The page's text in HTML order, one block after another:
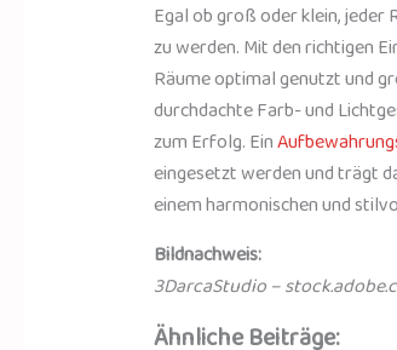
Egal ob groß oder klein, jeder
zu werden. Mit den richtigen
Räume optimal genutzt und
durchdachte Farb- und
zum Erfolg. Ein
eingesetzt werden und trägt
einem harmonischen und
Bildnachweis:
3DarcaStudio –
Ähnliche Beiträge: